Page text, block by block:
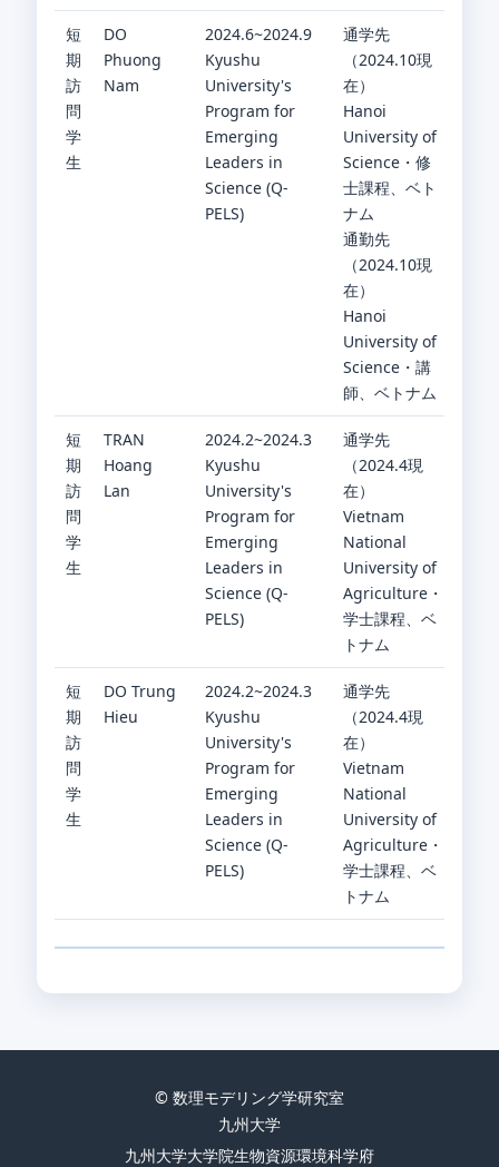
短
期
訪
問
学
生
DO
Phuong
Nam
2024.6~2024.9
Kyushu
University's
Program for
Emerging
Leaders in
Science (Q-
PELS)
通学先
（2024.10現
在）
Hanoi
University of
Science・修
士課程、ベト
ナム
通勤先
（2024.10現
在）
Hanoi
University of
Science・講
師、ベトナム
短
期
訪
問
学
生
TRAN
Hoang
Lan
2024.2~2024.3
Kyushu
University's
Program for
Emerging
Leaders in
Science (Q-
PELS)
通学先
（2024.4現
在）
Vietnam
National
University of
Agriculture・
学士課程、ベ
トナム
短
期
訪
問
学
生
DO Trung
Hieu
2024.2~2024.3
Kyushu
University's
Program for
Emerging
Leaders in
Science (Q-
PELS)
通学先
（2024.4現
在）
Vietnam
National
University of
Agriculture・
学士課程、ベ
トナム
© 数理モデリング学研究室
九州大学
九州大学大学院生物資源環境科学府